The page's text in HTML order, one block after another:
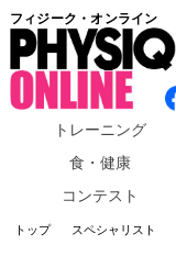
フィジーク・オンライン
トレーニング
食・健康
コンテスト
トップ スペシャリスト